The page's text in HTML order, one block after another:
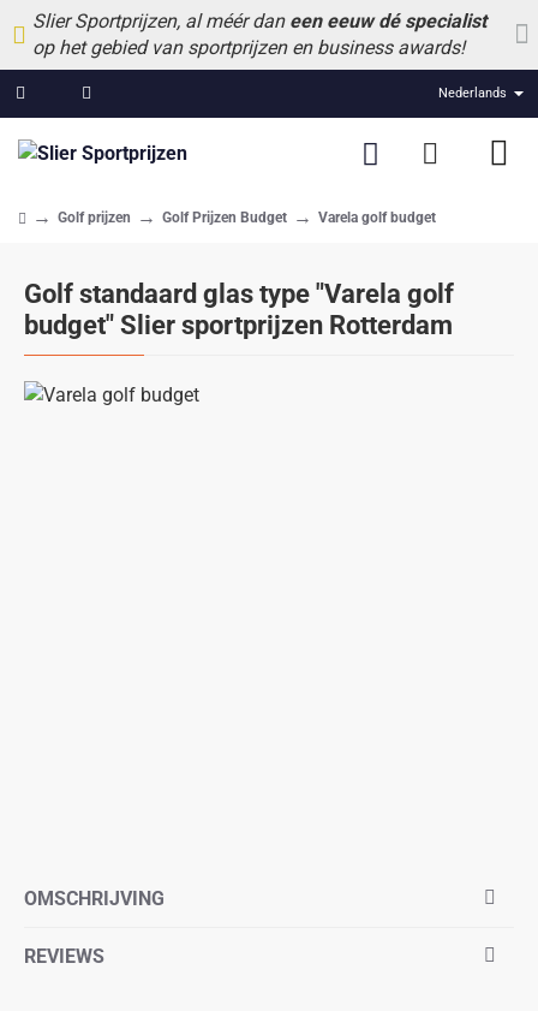
Slier Sportprijzen, al méér dan een eeuw dé specialist
op het gebied van sportprijzen en business awards!
Nederlands
Golf standaard glas type "Varela golf
budget" Slier sportprijzen Rotterdam
Golf prijzen Golf Prijzen Budget Varela golf budget
OMSCHRIJVING
REVIEWS